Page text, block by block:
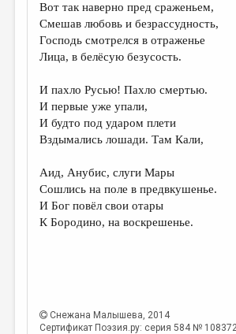
КНИЖНАЯ ПОЛКА
ОБЗОР ЛИТЕРАТУРЫ
ОБЪЯВЛЕНИЯ
КОЛОНКА РЕДАКТОРА
ОТ РЕДАКЦИИ
МАЛАЯ ПРОЗА
ПУБЛИЦИСТИКА
Вот так наверно пред сраженьем,
Смешав любовь и безрассудность,
Господь смотрелся в отраженье
Лица, в белёсую безусость.
И пахло Русью! Пахло смертью.
И первые уже упали,
И будто под ударом плети
Вздымались лошади. Там Кали,
Аид, Анубис, слуги Мары
Cошлись на поле в предвкушенье.
И Бог повёл свои отары
К Бородино, на воскрешенье.
Снежана Малышева, 2014
Сертификат Поэзия.ру: серия 584 №